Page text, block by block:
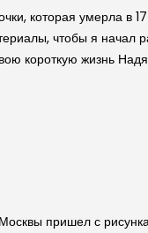
которая умерла
чтобы я начал
короткую жизнь
пришел с